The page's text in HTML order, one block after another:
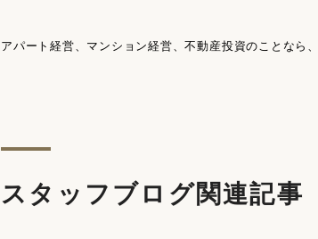
アパート経営、マンション経営、不動産投資のことなら
スタッフブログ関連記事